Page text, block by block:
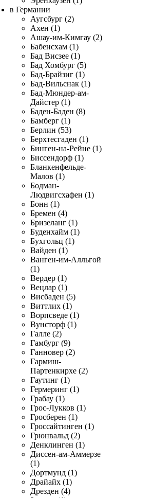
в Германии
Аугсбург (2)
Ахен (1)
Ашау-им-Кимгау (2)
Бабенсхам (1)
Бад Висзее (1)
Бад Хомбург (5)
Бад-Брайзиг (1)
Бад-Вильснак (1)
Бад-Мюндер-ам-
Дайстер (1)
Баден-Баден (8)
Бамберг (1)
Берлин (53)
Берхтесгаден (1)
Бинген-на-Рейне (1)
Биссендорф (1)
Бланкенфельде-
Малов (1)
Бодман-
Людвигсхафен (1)
Бонн (1)
Бремен (4)
Бризеланг (1)
Буденхайм (1)
Бухгольц (1)
Вайден (1)
Ванген-им-Алльгой
(1)
Вердер (1)
Вецлар (1)
Висбаден (5)
Виттлих (1)
Ворпсведе (1)
Вунсторф (1)
Галле (2)
Гамбург (9)
Ганновер (2)
Гармиш-
Партенкирхе (2)
Гаутинг (1)
Гермеринг (1)
Грабау (1)
Грос-Лукков (1)
Гросберен (1)
Гроссайтинген (1)
Грюнвальд (2)
Денклинген (1)
Диссен-ам-Аммерзе
(1)
Дортмунд (1)
Драйайх (1)
Дрезден (4)